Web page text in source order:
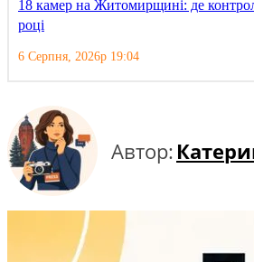
18 камер на Житомирщині: де
році
6 Серпня, 2026р 19:04
Автор: